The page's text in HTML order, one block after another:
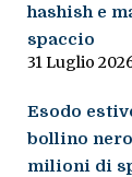
hashish e
spaccio
31 Luglio
Esodo
bollino
milioni di